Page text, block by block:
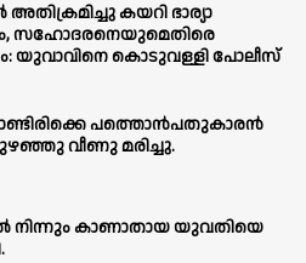
അതിക്രമിച്ചു കയറി ഭാര്യാ
സഹോദരനെയുമെതിരെ
യുവാവിനെ കൊടുവള്ളി പോലീസ്
പത്തൊൻപതുകാരൻ
വീണു മരിച്ചു.
കാണാതായ യുവതിയെ